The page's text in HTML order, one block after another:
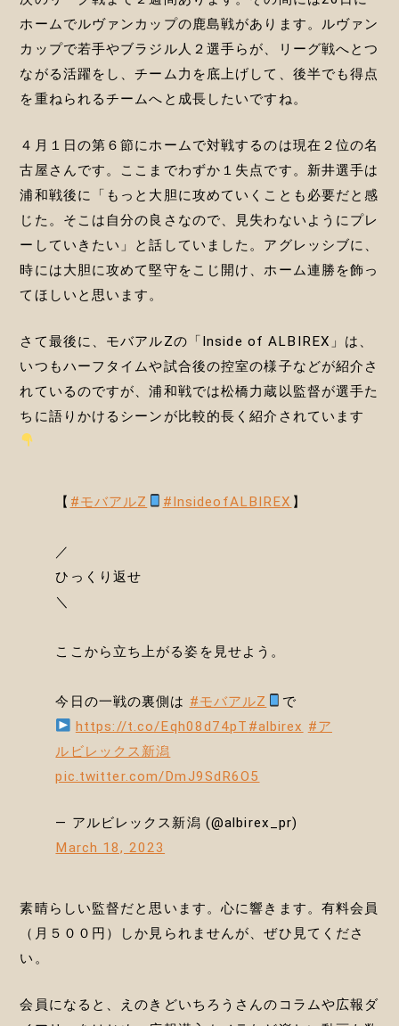
ホームでルヴァンカップの鹿島戦があります。ルヴァン
カップで若手やブラジル人２選手らが、リーグ戦へとつ
ながる活躍をし、チーム力を底上げして、後半でも得点
を重ねられるチームへと成長したいですね。
４月１日の第６節にホームで対戦するのは現在２位の名
古屋さんです。ここまでわずか１失点です。新井選手は
浦和戦後に「もっと大胆に攻めていくことも必要だと感
じた。そこは自分の良さなので、見失わないようにプレ
ーしていきたい」と話していました。アグレッシブに、
時には大胆に攻めて堅守をこじ開け、ホーム連勝を飾っ
てほしいと思います。
さて最後に、モバアルZの「Inside of ALBIREX」は、
いつもハーフタイムや試合後の控室の様子などが紹介さ
れているのですが、浦和戦では松橋力蔵以監督が選手た
ちに語りかけるシーンが比較的長く紹介されています
【 #モバアルZ #InsideofALBIREX 】
／
ひっくり返せ
＼
ここから立ち上がる姿を見せよう。
今日の一戦の裏側は #モバアルZ
で
https://t.co/Eqh08d74pT #albirex #ア
ルビレックス新潟
pic.twitter.com/DmJ9SdR6O5
— アルビレックス新潟 (@albirex_pr)
March 18, 2023
素晴らしい監督だと思います。心に響きます。有料会員
（月５００円）しか見られませんが、ぜひ見てくださ
い。
会員になると、えのきどいちろうさんのコラムや広報ダ